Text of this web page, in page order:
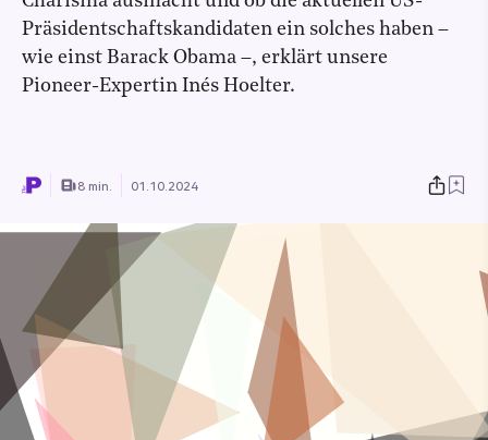
Präsidentschaftskandidaten ein solches haben –
wie einst Barack Obama –, erklärt unsere
Pioneer-Expertin Inés Hoelter.
8 min. 01.10.2024